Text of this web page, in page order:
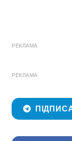
РЕКЛАМА
РЕКЛАМА